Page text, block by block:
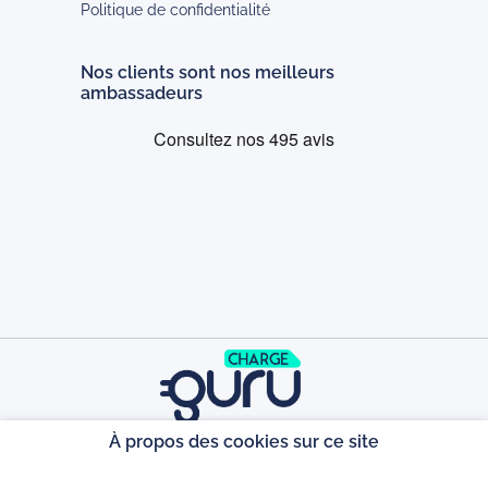
Politique de confidentialité
Nos clients sont nos meilleurs
ambassadeurs
À propos des cookies sur ce site